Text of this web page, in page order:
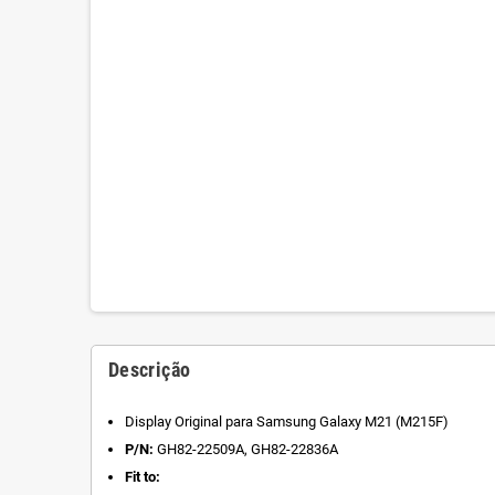
Descrição
Display Original para Samsung Galaxy M21 (M215F)
P/N: GH82-22509A, GH82-22836A
Fit to: